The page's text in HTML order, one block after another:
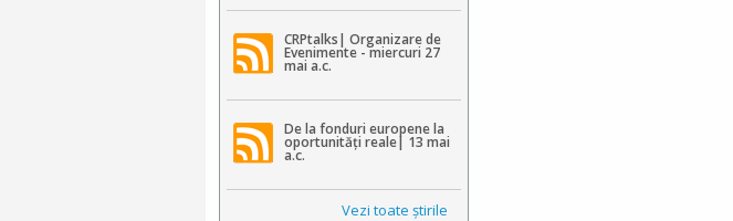
CRPtalks| Organizare de
Evenimente - miercuri 27
mai a.c.
De la fonduri europene la
oportunități reale| 13 mai
a.c.
Vezi toate ştirile